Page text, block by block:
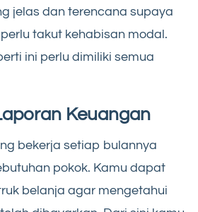
jelas dan terencana supaya
takut kehabisan modal.
ini perlu dimiliki semua
Keuangan
bekerja setiap bulannya
pokok. Kamu dapat
belanja agar mengetahui